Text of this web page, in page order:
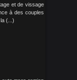
et de vissage
à des couples
(...)